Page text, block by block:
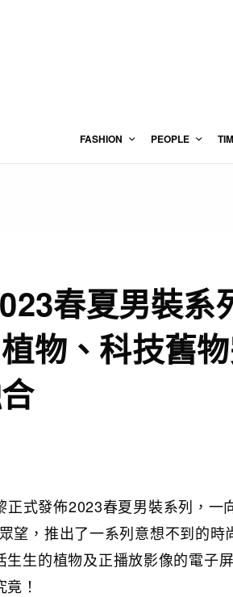
FASHION PEOPLE
春夏男裝系
物、科技舊
正式發佈2023春夏男裝系列，
望，推出了一系列意想不到的時
生生的植物及正播放影像的電子
！